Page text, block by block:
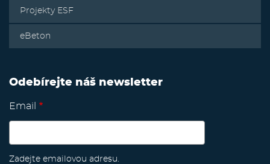
Projekty ESF
eBeton
Odebírejte náš newsletter
Email
Zadejte emailovou adresu.